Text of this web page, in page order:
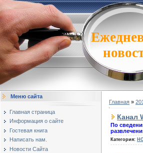
Меню сайта
Главная страница
Информация о сайте
Гостевая книга
Написать нам.
Новости Сайта
Главная »
Канал
По
Категория: